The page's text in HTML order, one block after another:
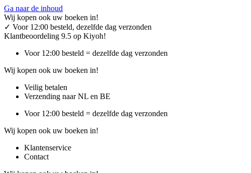
Ga naar de inhoud
Wij kopen ook uw boeken in!
✓ Voor 12:00 besteld, dezelfde dag verzonden
Klantbeoordeling 9.5 op Kiyoh!
Voor 12:00 besteld = dezelfde dag verzonden
Wij kopen ook uw boeken in!
Veilig betalen
Verzending naar NL en BE
Voor 12:00 besteld = dezelfde dag verzonden
Wij kopen ook uw boeken in!
Klantenservice
Contact